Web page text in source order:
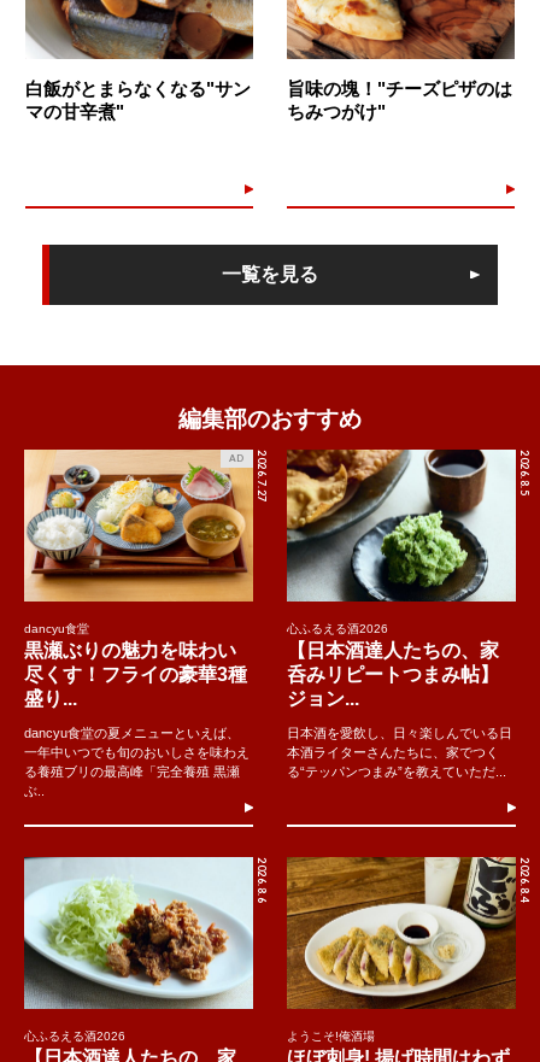
白飯がとまらなくなる"サン
マの甘辛煮"
旨味の塊！"チーズピザのは
ちみつがけ"
一覧を見る
編集部のおすすめ
2026.7.27
AD
dancyu食堂
黒瀬ぶりの魅力を味わい
尽くす！フライの豪華3種
盛り...
dancyu食堂の夏メニューといえば、
一年中いつでも旬のおいしさを味わえ
る養殖ブリの最高峰「完全養殖 黒瀬
ぶ..
2026.8.5
心ふるえる酒2026
【日本酒達人たちの、家
呑みリピートつまみ帖】
ジョン...
日本酒を愛飲し、日々楽しんでいる日
本酒ライターさんたちに、家でつく
る“テッパンつまみ”を教えていただ...
2026.8.6
心ふるえる酒2026
2026.8.4
ようこそ!俺酒場